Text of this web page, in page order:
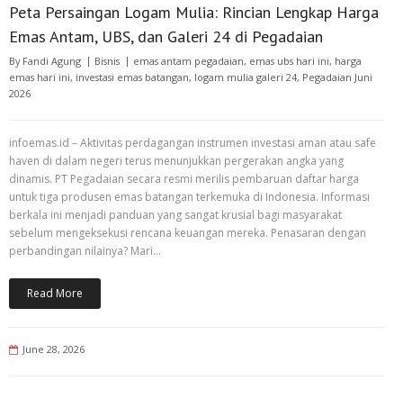
Peta Persaingan Logam Mulia: Rincian Lengkap Harga
Emas Antam, UBS, dan Galeri 24 di Pegadaian
By Fandi Agung Bisnis emas antam pegadaian, emas ubs hari ini, harga
emas hari ini, investasi emas batangan, logam mulia galeri 24, Pegadaian Juni
2026
infoemas.id – Aktivitas perdagangan instrumen investasi aman atau safe
haven di dalam negeri terus menunjukkan pergerakan angka yang
dinamis. PT Pegadaian secara resmi merilis pembaruan daftar harga
untuk tiga produsen emas batangan terkemuka di Indonesia. Informasi
berkala ini menjadi panduan yang sangat krusial bagi masyarakat
sebelum mengeksekusi rencana keuangan mereka. Penasaran dengan
perbandingan nilainya? Mari…
Read More
June 28, 2026